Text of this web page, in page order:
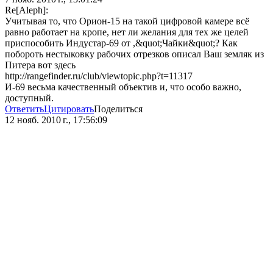
Re[Aleph]:
Учитывая то, что Орион-15 на такой цифровой камере всё
равно работает на кропе, нет ли желания для тех же целей
приспособить Индустар-69 от ,&quot;Чайки&quot;? Как
побороть нестыковку рабочих отрезков описал Ваш земляк из
Питера вот здесь
http://rangefinder.ru/club/viewtopic.php?t=11317
И-69 весьма качественный объектив и, что особо важно,
доступный.
ОтветитьЦитироватьПоделиться
12 нояб. 2010 г., 17:56:09